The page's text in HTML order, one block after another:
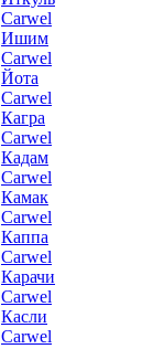
Carwel
Ишим
Carwel
Йота
Carwel
Кагра
Carwel
Кадам
Carwel
Камак
Carwel
Каппа
Carwel
Карачи
Carwel
Касли
Carwel